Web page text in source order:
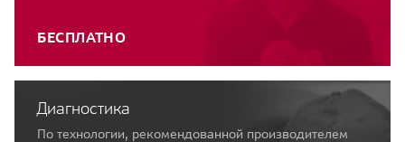
БЕСПЛАТНО
Диагностика
По технологии, рекомендованной производителем